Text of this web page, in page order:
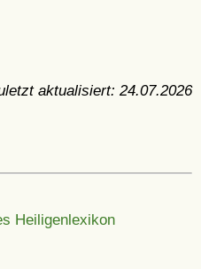
aktualisiert: 24.07.2026
Heiligenlexikon